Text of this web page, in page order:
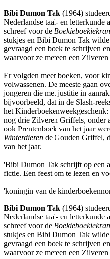
Bibi Dumon Tak (1964)
Nederlandse taal- en letterkunde
schreef voor de
stukjes en Bibi Dumon Tak
gevraagd een boek te schrijven
waarvoor ze meteen een
Er volgden meer boeken, voor
volwassenen. De meeste gaan
jongeren die met justitie in
bijvoorbeeld, dat in de Slash-
het Kinderboekenweekgeschenk:
nog drie Zilveren Griffels, onder
ook Prentenboek van het jaar
Winterdieren de Gouden Griffel,
van het jaar.
'Bibi Dumon Tak schrijft op een
fictie. Een feest om te lezen en
'koningin van de
Bibi Dumon Tak (1964)
Nederlandse taal- en letterkunde
schreef voor de
stukjes en Bibi Dumon Tak
gevraagd een boek te schrijven
waarvoor ze meteen een